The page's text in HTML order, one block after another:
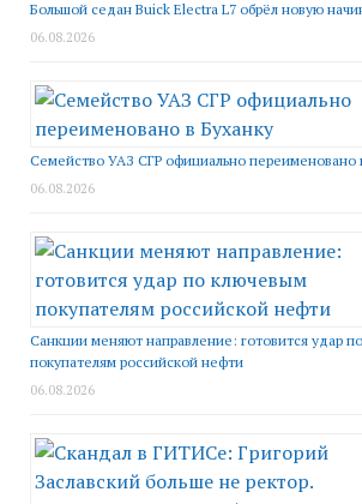
Большой седан Buick Electra L7 обрёл новую
06.08.2026
Семейство УАЗ СГР официально переименовано
06.08.2026
Санкции меняют направление: готовится удар
покупателям российской нефти
06.08.2026